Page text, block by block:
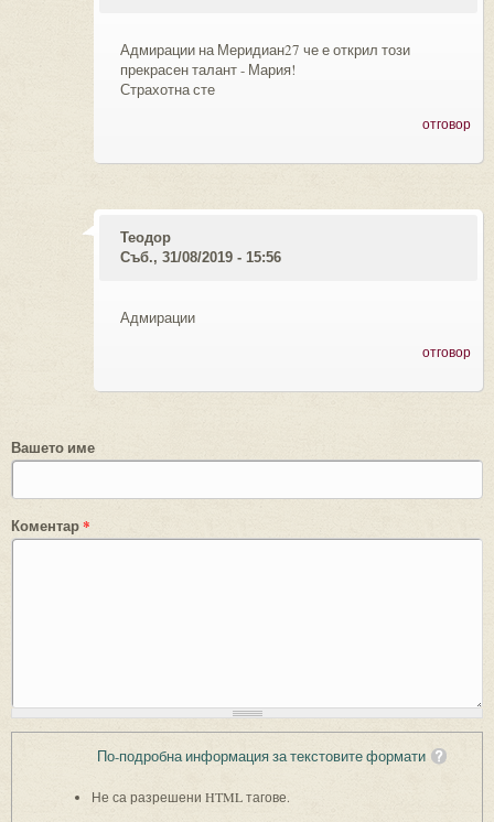
Адмирации на Меридиан27 че е открил този
прекрасен талант - Мария!
Страхотна сте
отговор
Теодор
Съб., 31/08/2019 - 15:56
Адмирации
отговор
Вашето име
Коментар*
По-подробна информация за текстовите формати
Не са разрешени HTML тагове.